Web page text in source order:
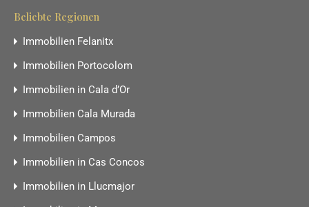
Beliebte Regionen
Immobilien Felanitx
Immobilien Portocolom
Immobilien in Cala d’Or
Immobilien Cala Murada
Immobilien Campos
Immobilien in Cas Concos
Immobilien in Llucmajor